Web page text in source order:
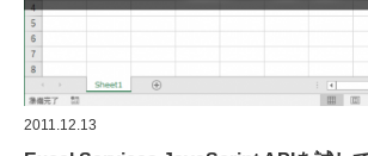
2011.12.13